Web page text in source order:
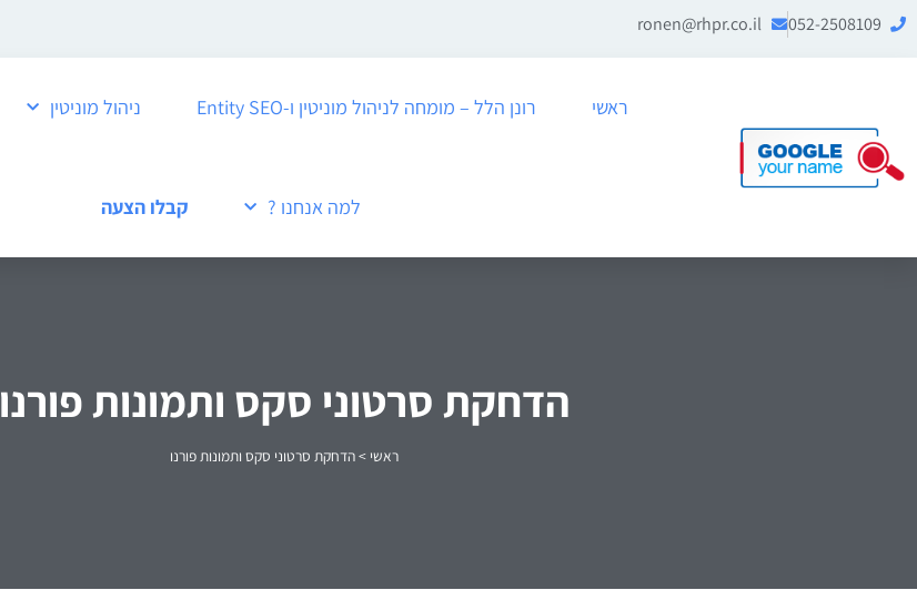
052-2508109
ronen@rhpr.co.il
ראשי רונן הלל – מומחה לניהול מוניטין ו-Entity SEO ניהול מוניטין
למה אנחנו ? קבלו הצעה
הדחקת סרטוני סקס ותמונות פורנו
ראשי >הדחקת סרטוני סקס ותמונות פורנו